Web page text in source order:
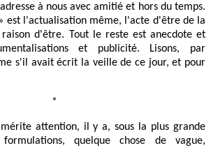
à nous avec amitié et hors du temps.
est l'actualisation même, l'acte d'être de la
raison d'être. Tout le reste est anecdote et
et publicité. Lisons, par
s'il avait écrit la veille de ce jour, et pour
*
attention, il y a, sous la plus grande
quelque chose de vague,